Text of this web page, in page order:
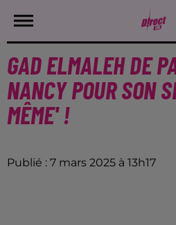
GAD ELMALEH DE
NANCY POUR SON
MÊME' !
Publié : 7 mars 2025 à 13h17